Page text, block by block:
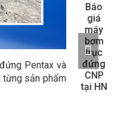
Pentax và
từng sản phẩm
Báo
máy
trục
Báo
giá
máy
Báo
giá
máy
bơm
trục
đứng
CNP
tại HN